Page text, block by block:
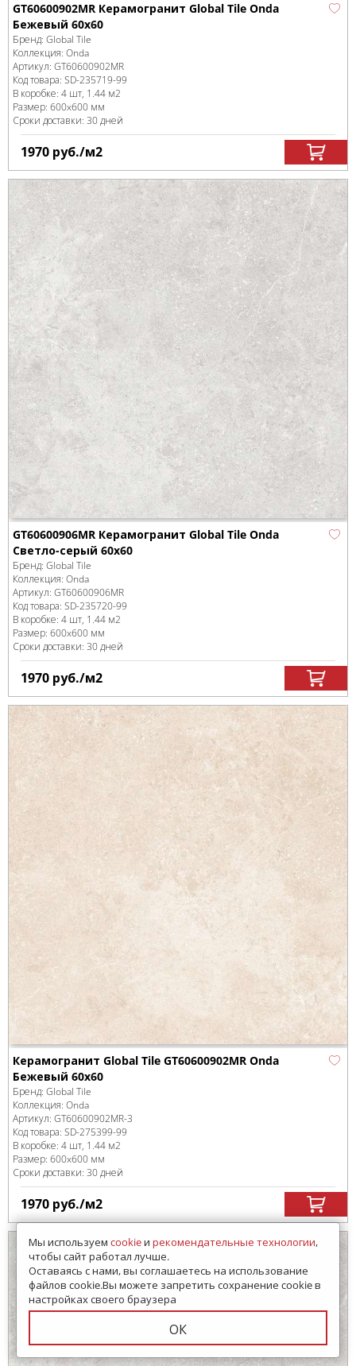
GT60600902MR Керамогранит Global Tile Onda
Бежевый 60x60
Бренд: Global Tile
Коллекция: Onda
Артикул: GT60600902MR
Код товара: SD-235719-99
В коробке: 4 шт, 1.44 м2
Размер: 600x600 мм
Сроки доставки: 30 дней
1970 руб./м2
GT60600906MR Керамогранит Global Tile Onda
Светло-серый 60x60
Бренд: Global Tile
Коллекция: Onda
Артикул: GT60600906MR
Код товара: SD-235720-99
В коробке: 4 шт, 1.44 м2
Размер: 600x600 мм
Сроки доставки: 30 дней
1970 руб./м2
Керамогранит Global Tile GT60600902MR Onda
Бежевый 60x60
Бренд: Global Tile
Коллекция: Onda
Артикул: GT60600902MR-3
Код товара: SD-275399-99
В коробке: 4 шт, 1.44 м2
Размер: 600x600 мм
Сроки доставки: 30 дней
1970 руб./м2
Мы используем cookieи рекомендательные технологии,
чтобы сайт работал лучше.
Оставаясь с нами, вы соглашаетесь на использование
файлов cookie.Вы можете запретить сохранение cookie в
настройках своего браузера
ОК